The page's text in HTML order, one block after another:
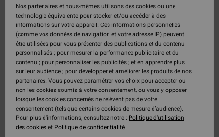
Nos partenaires et nous-mêmes utilisons des cookies ou une
technologie équivalente pour stocker et/ou accéder à des
informations sur votre appareil. Ces informations personnelles
(comme vos données de navigation et votre adresse IP) peuvent
être utilisées pour vous présenter des publications et du contenu
personnalisés ; pour mesurer la performance publicitaire et du
contenu ; pour personnaliser les publicités ; et en apprendre plus
sur leur audience ; pour développer et améliorer les produits de nos
partenaires. Vous pouvez paramétrer vos choix pour accepter ou
non les cookies soumis à votre consentement, ou vous y opposer
lorsque les cookies concernés ne relèvent pas de votre
consentement (tels que certains cookies de mesure d’audience).
Pour plus d'informations, consultez notre : Politique d'utilisation
des cookieset Politique de confidentialité